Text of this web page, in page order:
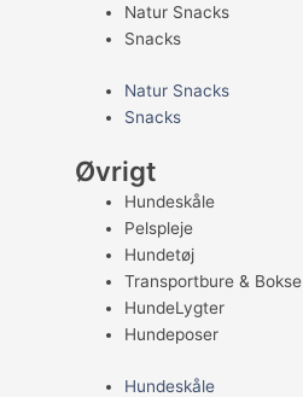
Natur Snacks
Snacks
Natur Snacks
Snacks
Øvrigt
Hundeskåle
Pelspleje
Hundetøj
Transportbure & Bokse
HundeLygter
Hundeposer
Hundeskåle